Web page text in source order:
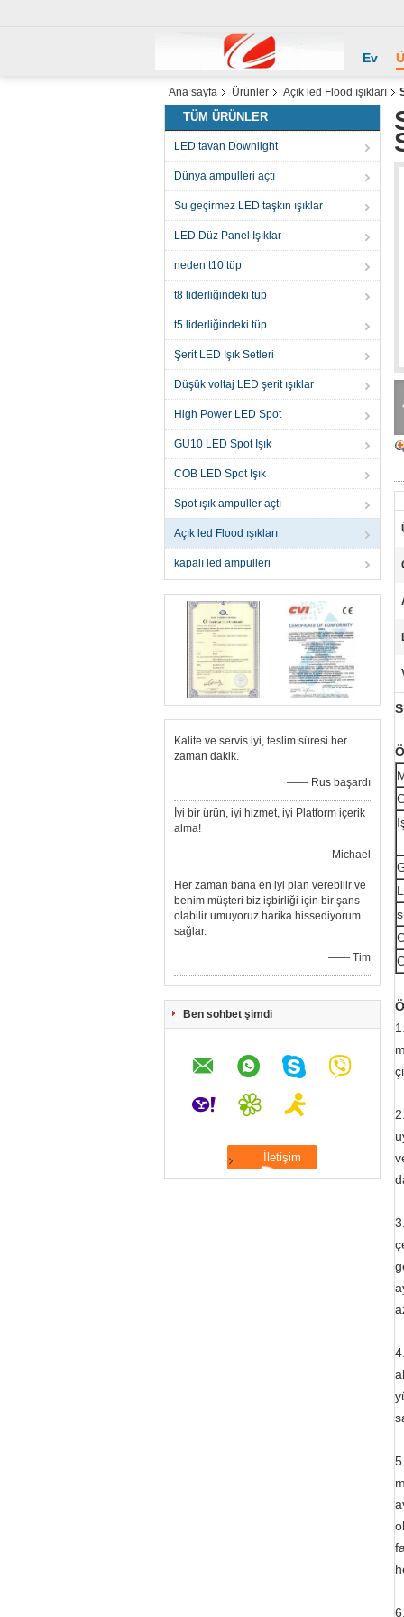
Ev
Ana sayfa Ürünler Açık led Flood ışıkları
TÜM ÜRÜNLER
LED tavan Downlight
Dünya ampulleri açtı
Su geçirmez LED taşkın ışıklar
LED Düz Panel Işıklar
neden t10 tüp
t8 liderliğindeki tüp
t5 liderliğindeki tüp
Şerit LED Işık Setleri
Düşük voltaj LED şerit ışıklar
High Power LED Spot
GU10 LED Spot Işık
COB LED Spot Işık
Spot ışık ampuller açtı
Açık led Flood ışıkları
kapalı led ampulleri
Kalite ve servis iyi, teslim süresi her
zaman dakik.
—— Rus başardı
İyi bir ürün, iyi hizmet, iyi Platform içerik
alma!
—— Michael
Her zaman bana en iyi plan verebilir ve
benim müşteri biz işbirliği için bir şans
olabilir umuyoruz harika hissediyorum
sağlar.
—— Tim
Ben sohbet şimdi